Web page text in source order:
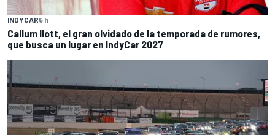
INDYCAR5 h
Callum Ilott, el gran olvidado de la temporada de rumores,
que busca un lugar en IndyCar 2027